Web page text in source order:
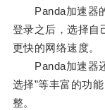
Panda加速器的
登录之后，选择自
更快的网络速度。
Panda加速器还
选择”等丰富的功
整。